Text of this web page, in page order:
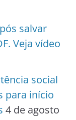
salvar
Veja vídeo
social
para início
4 de agosto